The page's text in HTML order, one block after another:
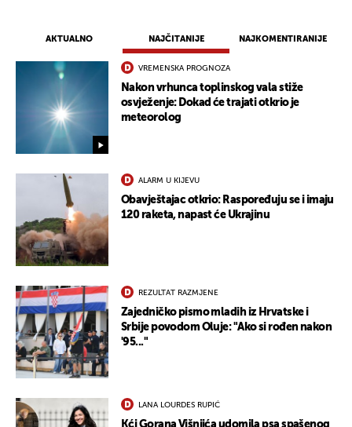
AKTUALNO NAJČITANIJE NAJKOMENTIRANIJE
VREMENSKA PROGNOZA
Nakon vrhunca toplinskog vala stiže
osvježenje: Dokad će trajati otkrio je
meteorolog
ALARM U KIJEVU
Obavještajac otkrio: Raspoređuju se i imaju
120 raketa, napast će Ukrajinu
REZULTAT RAZMJENE
Zajedničko pismo mladih iz Hrvatske i
Srbije povodom Oluje: "Ako si rođen nakon
'95..."
LANA LOURDES RUPIĆ
Kći Gorana Višnjića udomila psa spašenog